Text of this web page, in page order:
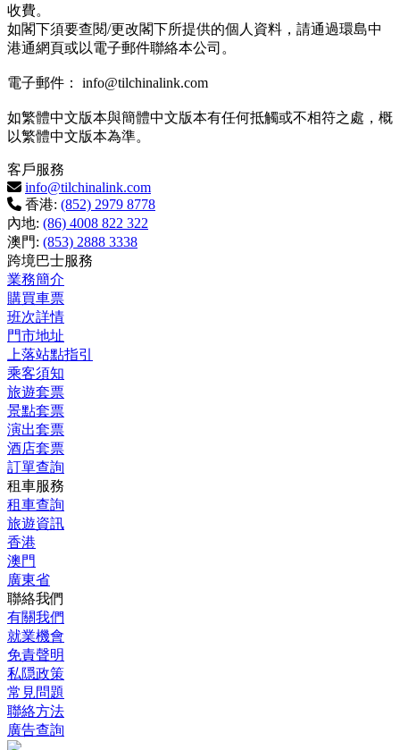
收費。
如閣下須要查閱/更改閣下所提供的個人資料，請通過環島中
港通網頁或以電子郵件聯絡本公司。
電子郵件： info@tilchinalink.com
如繁體中文版本與簡體中文版本有任何抵觸或不相符之處，概
以繁體中文版本為準。
客戶服務
info@tilchinalink.com
香港: (852) 2979 8778
內地: (86) 4008 822 322
澳門: (853) 2888 3338
跨境巴士服務
業務簡介
購買車票
班次詳情
門市地址
上落站點指引
乘客須知
旅遊套票
景點套票
演出套票
酒店套票
訂單查詢
租車服務
租車查詢
旅遊資訊
香港
澳門
廣東省
聯絡我們
有關我們
就業機會
免責聲明
私隠政策
常見問題
聯絡方法
廣告查詢